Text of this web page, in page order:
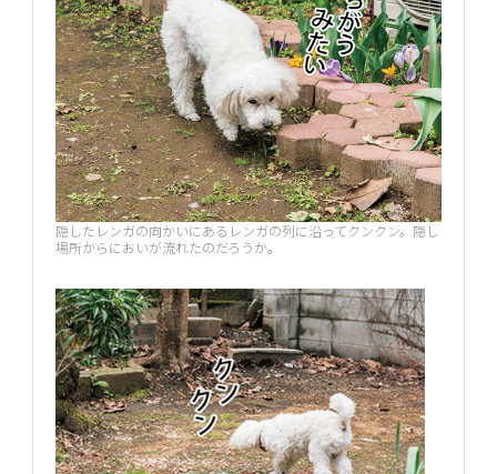
隠したレンガの向かいにあるレンガの列に沿ってクンクン。隠し
場所からにおいが流れたのだろうか。